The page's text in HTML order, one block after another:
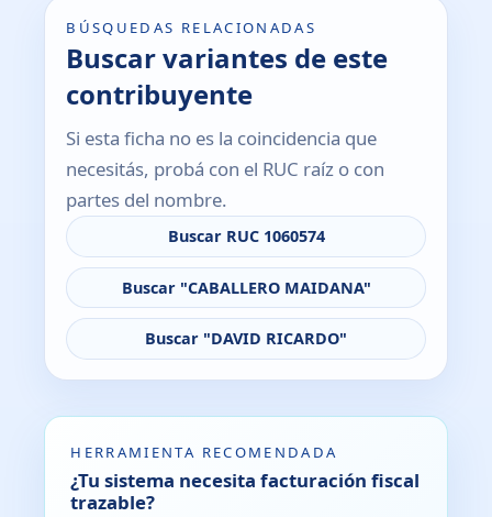
BÚSQUEDAS RELACIONADAS
Buscar variantes de este
contribuyente
Si esta ficha no es la coincidencia que
necesitás, probá con el RUC raíz o con
partes del nombre.
Buscar RUC 1060574
Buscar "CABALLERO MAIDANA"
Buscar "DAVID RICARDO"
HERRAMIENTA RECOMENDADA
¿Tu sistema necesita facturación fiscal
trazable?